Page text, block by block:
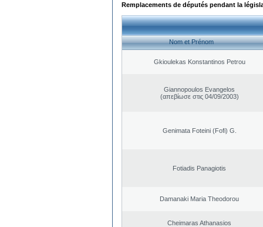
Remplacements de députés pendant la
Nom et Prénom
Gkioulekas Konstantinos Petrou
Giannopoulos Evangelos
(απεβίωσε στις 04/09/2003)
Genimata Foteini (Fofi) G.
Fotiadis Panagiotis
Damanaki Maria Theodorou
Cheimaras Athanasios